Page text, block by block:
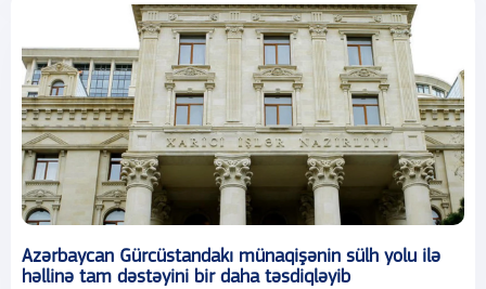
Azərbaycan Gürcüstandakı münaqişənin sülh yolu ilə
həllinə tam dəstəyini bir daha təsdiqləyib